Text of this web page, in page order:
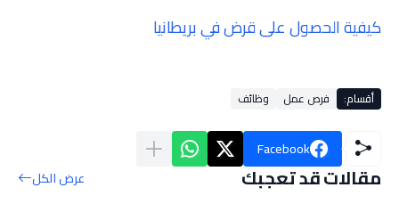
كيفية الحصول على قرض في بريطانيا
أقسام: فرص عمل وظائف
Facebook
مقالات قد تعجبك عرض الكل